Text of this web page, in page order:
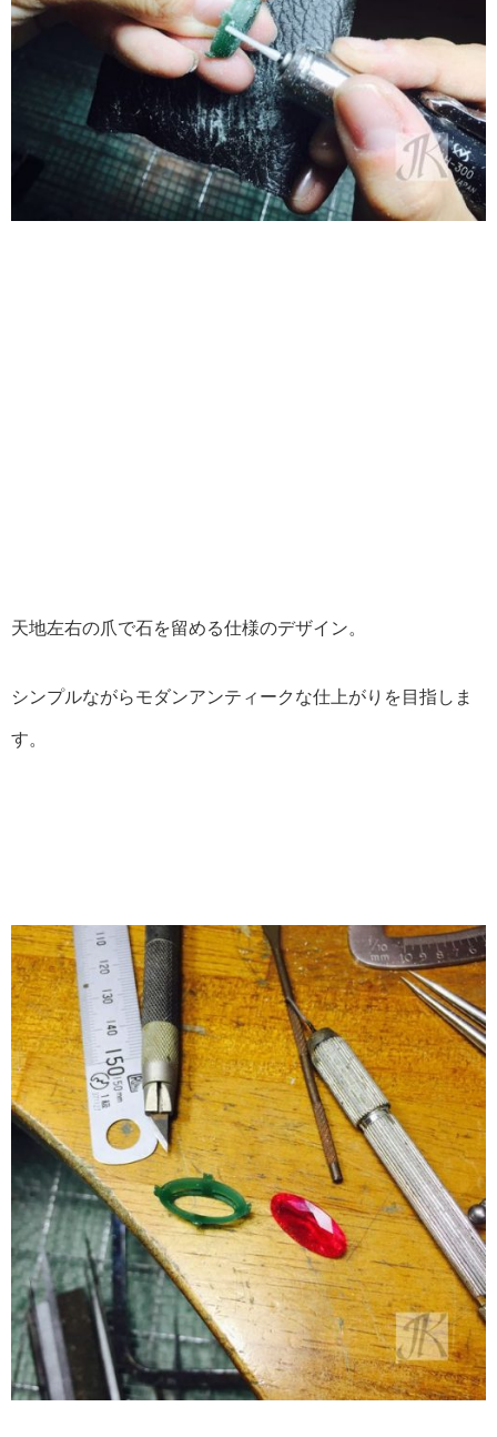
天地左右の爪で石を留める仕様のデザイン。
シンプルながらモダンアンティークな仕上がりを目指しま
す。